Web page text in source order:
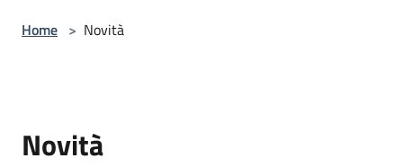
Home > Novità
Novità